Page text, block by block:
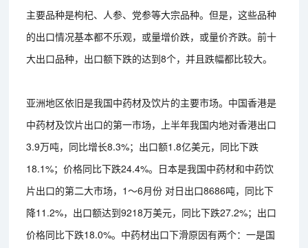
主要品种是枸杞、人参、党参等大宗品种。但是，这些品种
的出口情况基本都不乐观，或量增价跌，或量价齐跌。前十
大出口品种，出口额下跌的达到8个，并且跌幅都比较大。
亚洲地区依旧是我国中药材及饮片的主要市场。中国香港是
中药材及饮片出口的第一市场，上半年我国内地对香港出口
3.9万吨，同比增长8.3%；出口额1.8亿美元，同比下跌
18.1%；价格同比下跌24.4%。日本是我国中药材和中药饮
片出口的第二大市场，1～6月份 对日出口8686吨，同比下
降11.2%，出口额达到9218万美元，同比下跌27.2%；出口
价格同比下跌18.0%。中药材出口下滑原因有两个：一是国